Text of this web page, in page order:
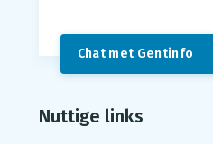
Chat met Gentinfo
Nuttige links